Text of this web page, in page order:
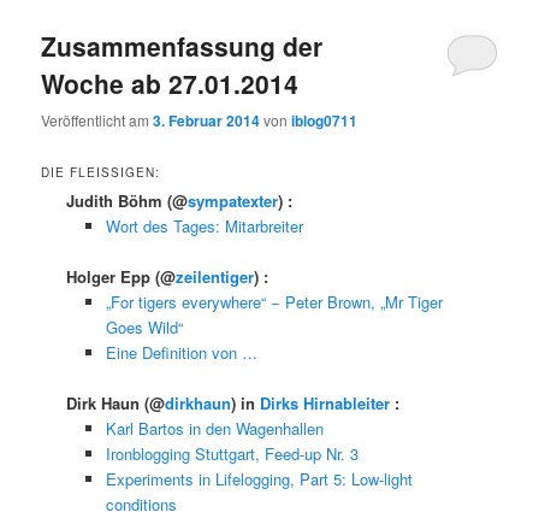
Zusammenfassung der
Woche ab 27.01.2014
Veröffentlicht am3. Februar 2014voniblog0711
DIE FLEISSIGEN:
Judith Böhm(@sympatexter) :
Wort des Tages: Mitarbreiter
Holger Epp(@zeilentiger) :
„For tigers everywhere“ − Peter Brown, „Mr Tiger
Goes Wild“
Eine Definition von …
Dirk Haun(@dirkhaun) in Dirks Hirnableiter :
Karl Bartos in den Wagenhallen
Ironblogging Stuttgart, Feed-up Nr. 3
Experiments in Lifelogging, Part 5: Low-light
conditions